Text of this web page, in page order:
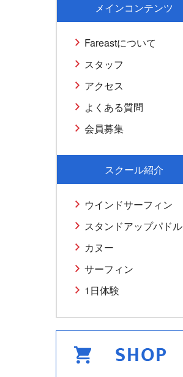
メインコンテンツ
Fareastについて
スタッフ
アクセス
よくある質問
会員募集
スクール紹介
ウインドサーフィン
スタンドアップパドル
カヌー
サーフィン
1日体験